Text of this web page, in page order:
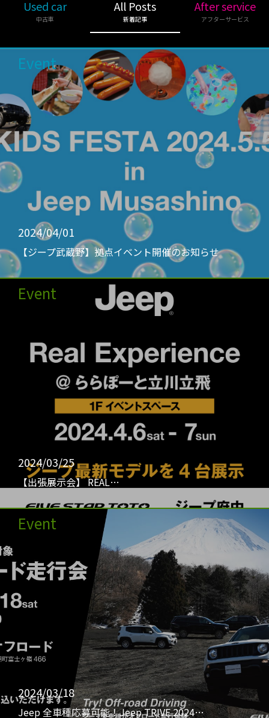
Used car
中古車
All Posts
新着記事
After service
アフターサービス
Event
2024/04/01
【ジープ武蔵野】拠点イベント開催のお知らせ
Event
2024/03/25
【出張展示会】 REAL…
Event
2024/03/18
Jeep 全車種応募可能！Jeep TRIVE 2024…